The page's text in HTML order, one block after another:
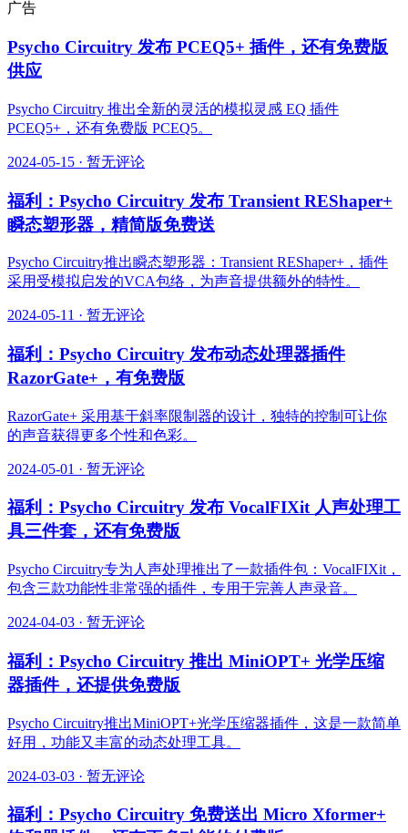
广告
Psycho Circuitry 发布 PCEQ5+ 插件，还有免费版
供应
Psycho Circuitry 推出全新的灵活的模拟灵感 EQ 插件
PCEQ5+，还有免费版 PCEQ5。
2024-05-15 · 暂无评论
福利：Psycho Circuitry 发布 Transient REShaper+
瞬态塑形器，精简版免费送
Psycho Circuitry推出瞬态塑形器：Transient REShaper+，插件
采用受模拟启发的VCA包络，为声音提供额外的特性。
2024-05-11 · 暂无评论
福利：Psycho Circuitry 发布动态处理器插件
RazorGate+，有免费版
RazorGate+ 采用基于斜率限制器的设计，独特的控制可让你
的声音获得更多个性和色彩。
2024-05-01 · 暂无评论
福利：Psycho Circuitry 发布 VocalFIXit 人声处理工
具三件套，还有免费版
Psycho Circuitry专为人声处理推出了一款插件包：VocalFIXit，
包含三款功能性非常强的插件，专用于完善人声录音。
2024-04-03 · 暂无评论
福利：Psycho Circuitry 推出 MiniOPT+ 光学压缩
器插件，还提供免费版
Psycho Circuitry推出MiniOPT+光学压缩器插件，这是一款简单
好用，功能又丰富的动态处理工具。
2024-03-03 · 暂无评论
福利：Psycho Circuitry 免费送出 Micro Xformer+